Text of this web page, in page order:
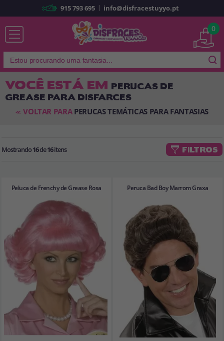
Já sou cliente
Lembrar-me Esqueceu sua senha?
Ao criar uma conta em
, você poderá fazer suas
compras rapidamente em nossa loja virtual, verificar o status de seus
pedidos e consultar suas operações anteriores.
Vá em frente! Estávamos esperando por você.
CRIAR CONTA
915 793 695 | info@disfracestuyyo.pt
0
VOCÊ ESTÁ EM PERUCAS DE
GREASE PARA DISFARCES
<< VOLTAR PARA PERUCAS TEMÁTICAS PARA FANTASIAS
Mostrando16de16itens FILTROS
Peluca de Frenchy de Grease Rosa Peruca Bad Boy Marrom Graxa